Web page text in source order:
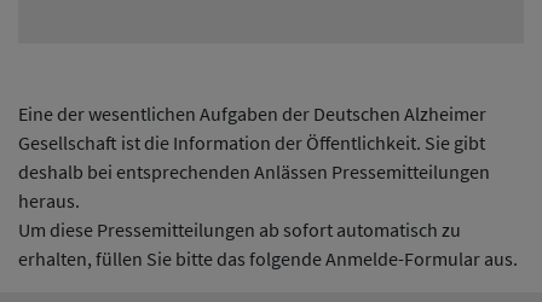
Eine der wesentlichen Aufgaben der Deutschen Alzheimer
Gesellschaft ist die Information der Öffentlichkeit. Sie gibt
deshalb bei entsprechenden Anlässen Pressemitteilungen
heraus.
Um diese Pressemitteilungen ab sofort automatisch zu
erhalten, füllen Sie bitte das folgende Anmelde-Formular aus.